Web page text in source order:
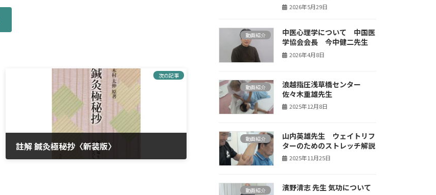
次の記事
註解 鍼灸極秘抄〈新装版〉
2026年5月29日
動画紹介
中医心理学について 中国医
学協会会長 今中健二先生
2026年4月8日
動画紹介
浪越指圧浅草橋センター
佐々木重雄先生
2025年12月8日
動画紹介
山内英雄先生 ウェイトリフ
ターのためのストレッチ解説
2025年11月25日
動画紹介 濱野清志 先生 気功について